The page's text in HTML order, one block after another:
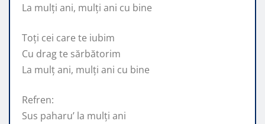
La mulți ani, mulți ani cu bine
Toți cei care te iubim
Cu drag te sărbătorim
La mulț ani, mulți ani cu bine
Refren:
Sus paharu’ la mulți ani